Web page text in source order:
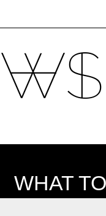
WHAT